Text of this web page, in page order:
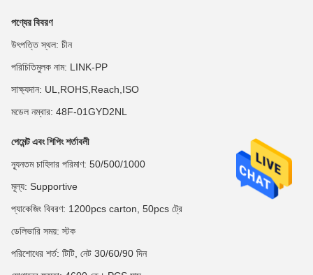
পণ্যের বিবরণ
উৎপত্তি স্থল: চীন
পরিচিতিমুলক নাম: LINK-PP
সাক্ষ্যদান: UL,ROHS,Reach,ISO
মডেল নম্বার: 48F-01GYD2NL
পেমেন্ট এবং শিপিং শর্তাবলী
ন্যূনতম চাহিদার পরিমাণ: 50/500/1000
মূল্য: Supportive
প্যাকেজিং বিবরণ: 1200pcs carton, 50pcs ট্রে
ডেলিভারি সময়: স্টক
পরিশোধের শর্ত: টিটি, নেট 30/60/90 দিন